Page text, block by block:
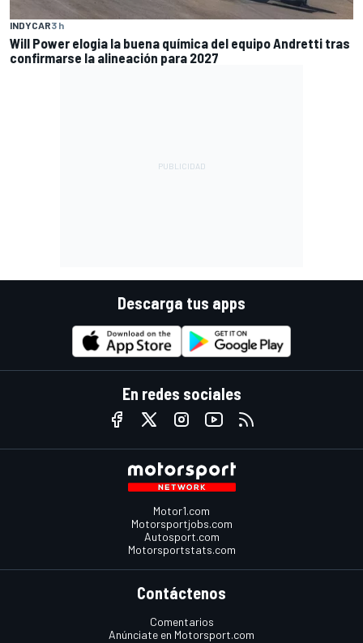
INDYCAR3 h
Will Power elogia la buena química del equipo Andretti tras
confirmarse la alineación para 2027
Descarga tus apps
En redes sociales
Motor1.com
Motorsportjobs.com
Autosport.com
Motorsportstats.com
Contáctenos
Comentarios
Anúnciate en Motorsport.com